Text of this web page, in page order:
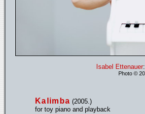
Isabel Ettenauer
Photo ©
Kalimba (2005.)
for toy piano and playback